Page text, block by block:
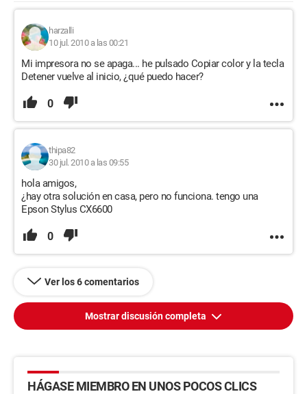
harzalli
10 jul. 2010 a las 00:21
Mi impresora no se apaga... he pulsado Copiar color y la tecla
Detener vuelve al inicio, ¿qué puedo hacer?
0
thipa82
30 jul. 2010 a las 09:55
hola amigos,
¿hay otra solución en casa, pero no funciona. tengo una
Epson Stylus CX6600
0
Ver los 6 comentarios
Mostrar discusión completa
HÁGASE MIEMBRO EN UNOS POCOS CLICS